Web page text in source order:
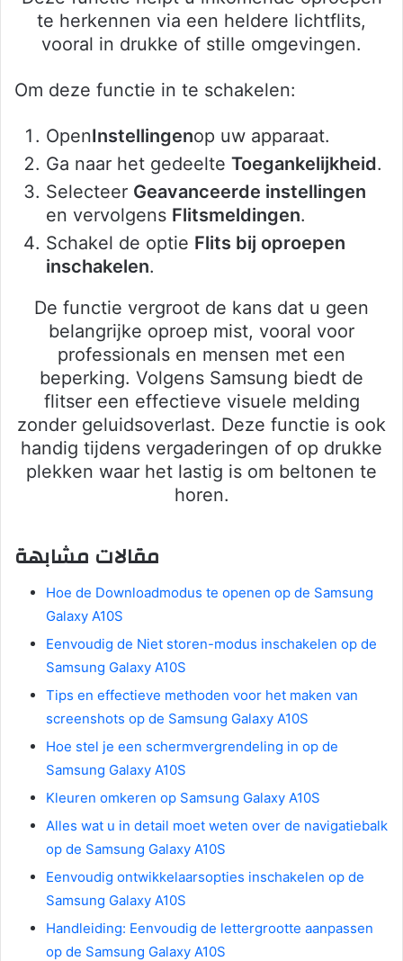
te herkennen via een heldere lichtflits,
vooral in drukke of stille omgevingen.
Om deze functie in te schakelen:
OpenInstellingenop uw apparaat.
Ga naar het gedeelte Toegankelijkheid.
Selecteer Geavanceerde instellingen
en vervolgens Flitsmeldingen.
Schakel de optie Flits bij oproepen
inschakelen.
De functie vergroot de kans dat u geen
belangrijke oproep mist, vooral voor
professionals en mensen met een
beperking. Volgens Samsung biedt de
flitser een effectieve visuele melding
zonder geluidsoverlast. Deze functie is ook
handig tijdens vergaderingen of op drukke
plekken waar het lastig is om beltonen te
horen.
مقالات مشابهة
Hoe de Downloadmodus te openen op de Samsung
Galaxy A10S
Eenvoudig de Niet storen-modus inschakelen op de
Samsung Galaxy A10S
Tips en effectieve methoden voor het maken van
screenshots op de Samsung Galaxy A10S
Hoe stel je een schermvergrendeling in op de
Samsung Galaxy A10S
Kleuren omkeren op Samsung Galaxy A10S
Alles wat u in detail moet weten over de navigatiebalk
op de Samsung Galaxy A10S
Eenvoudig ontwikkelaarsopties inschakelen op de
Samsung Galaxy A10S
Handleiding: Eenvoudig de lettergrootte aanpassen
op de Samsung Galaxy A10S